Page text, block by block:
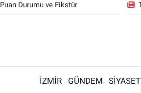
Puan Durumu ve Fikstür
İZMİR GÜNDEM SİYASET